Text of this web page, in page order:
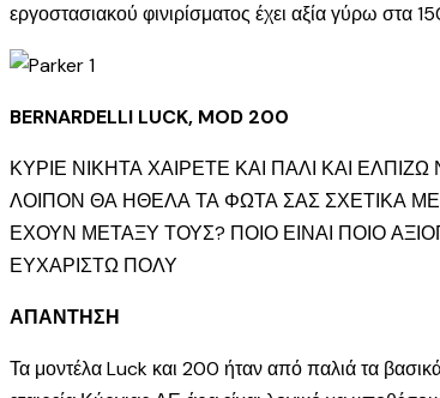
εργοστασιακού φινιρίσματος έχει αξία γύρω στα
BERNARDELLI LUCK, MOD 200
ΚΥΡΙΕ ΝΙΚΗΤΑ ΧΑΙΡΕΤΕ ΚΑΙ ΠΑΛΙ ΚΑΙ
ΛΟΙΠΟΝ ΘΑ ΗΘΕΛΑ ΤΑ ΦΩΤΑ ΣΑΣ ΣΧΕΤΙΚΑ ΜΕ
ΕΧΟΥΝ ΜΕΤΑΞΥ ΤΟΥΣ? ΠΟΙΟ ΕΙΝΑΙ ΠΟΙΟ
ΕΥΧΑΡΙΣΤΩ ΠΟΛΥ
ΑΠΑΝΤΗΣΗ
Τα μοντέλα Luck και 200 ήταν από παλιά τα